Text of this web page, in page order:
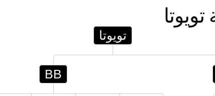
تويوتا
تويوتا
BB